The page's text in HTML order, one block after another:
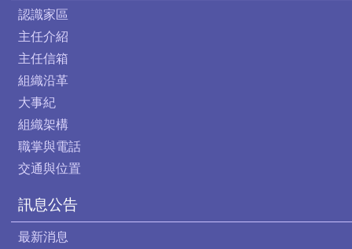
認識家區
主任介紹
主任信箱
組織沿革
大事紀
組織架構
職掌與電話
交通與位置
訊息公告
最新消息